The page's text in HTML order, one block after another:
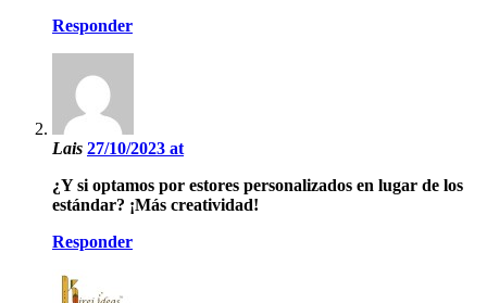
Responder
Lais 27/10/2023 at
¿Y si optamos por estores personalizados en lugar de los
estándar? ¡Más creatividad!
Responder